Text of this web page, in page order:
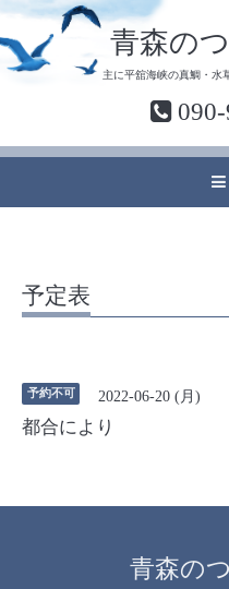
青森の
主に平舘海峡の真鯛・水
予定表
予約不可 2022-06-20 (月)
都合により
青森の